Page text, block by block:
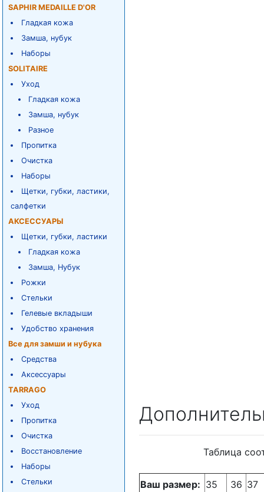
SAPHIR MEDAILLE D'OR
Гладкая кожа
Замша, нубук
Наборы
SOLITAIRE
Уход
Гладкая кожа
Замша, нубук
Разное
Пропитка
Очистка
Наборы
Щетки, губки, ластики,
салфетки
АКСЕССУАРЫ
Щетки, губки, ластики
Гладкая кожа
Замша, Нубук
Рожки
Стельки
Гелевые вкладыши
Удобство хранения
Все для замши и нубука
Средства
Аксессуары
TARRAGO
Уход
Пропитка
Очистка
Восстановление
Наборы
Стельки
Таблица
Ваш размер: 35 36 37